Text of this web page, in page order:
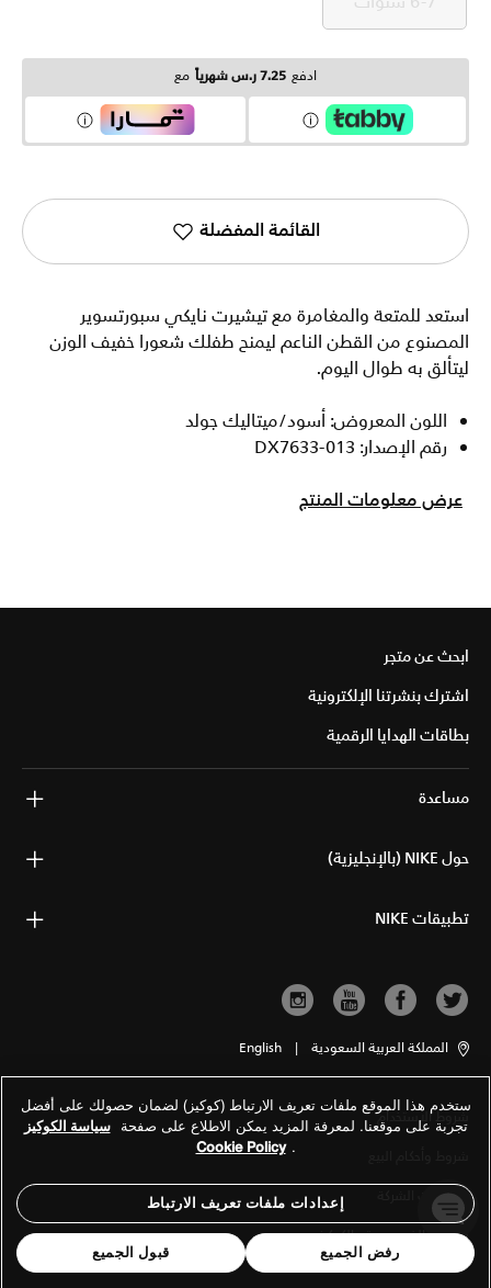
6-7 سنوات
ادفع 7.25 ر.س شهرياً مع
القائمة المفضلة
استعد للمتعة والمغامرة مع تيشيرت نايكي سبورتسوير
المصنوع من القطن الناعم ليمنح طفلك شعورا خفيف الوزن
ليتألق به طوال اليوم.
اللون المعروض: أسود/ميتاليك جولد
رقم الإصدار: DX7633-013
عرض معلومات المنتج
ابحث عن متجر
اشترك بنشرتنا الإلكترونية
بطاقات الهدايا الرقمية
مساعدة
حول NIKE (بالإنجليزية)
تطبيقات NIKE
المملكة العربية السعودية |
English
شروط الاستخدام
معلومات الشركة
سياسة الخصوصية والكوكيز
ستخدم هذا الموقع ملفات تعريف الارتباط (كوكيز) لضمان حصولك على أفضل
تجربة على موقعنا. لمعرفة المزيد يمكن الاطلاع على صفحة سياسة الكوكيز
.
Cookie Policy
إعدادات ملفات تعريف الارتباط
رفض الجميع قبول الجميع